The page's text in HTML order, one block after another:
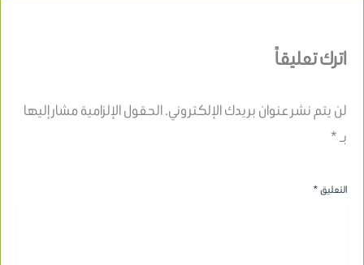
اترك تعليقاً
لن يتم نشر عنوان بريدك الإلكتروني.الحقول الإلزامية مشار إليها
بـ*
التعليق*